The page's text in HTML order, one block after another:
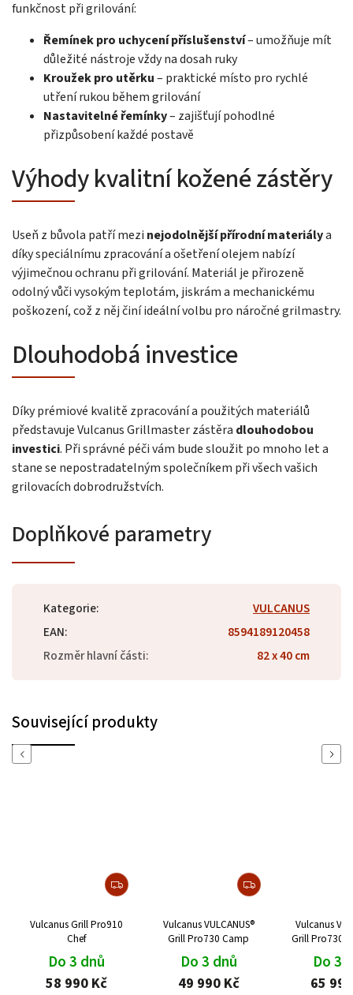
funkčnost při grilování:
Řemínek pro uchycení příslušenství– umožňuje mít
důležité nástroje vždy na dosah ruky
Kroužek pro utěrku– praktické místo pro rychlé
utření rukou během grilování
Nastavitelné řemínky– zajišťují pohodlné
přizpůsobení každé postavě
Výhody kvalitní kožené zástěry
Useň z bůvola patří mezi nejodolnější přírodní materiálya
díky speciálnímu zpracování a ošetření olejem nabízí
výjimečnou ochranu při grilování. Materiál je přirozeně
odolný vůči vysokým teplotám, jiskrám a mechanickému
poškození, což z něj činí ideální volbu pro náročné grilmastry.
Dlouhodobá investice
Díky prémiové kvalitě zpracování a použitých materiálů
představuje Vulcanus Grillmaster zástěra dlouhodobou
investici. Při správné péči vám bude sloužit po mnoho let a
stane se nepostradatelným společníkem při všech vašich
grilovacích dobrodružstvích.
Doplňkové parametry
Kategorie:
VULCANUS
EAN:
8594189120458
Rozměr hlavní části: 82 x 40 cm
Související produkty
Previous
Vulcanus Grill Pro910
Chef
Do 3 dnů
58 990 Kč
Vulcanus VULCANUS®
Grill Pro730 Camp
Do 3 dnů
49 990 Kč
Vulcanus
Grill Pro730
Do 3
65
Next